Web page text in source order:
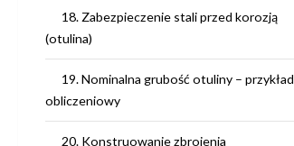
18. Zabezpieczenie stali przed korozją
(otulina)
19. Nominalna grubość otuliny – przykład
obliczeniowy
20. Konstruowanie zbrojenia